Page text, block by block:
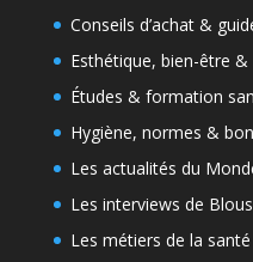
Conseils d’achat &
Esthétique, bien-être &
Études & formation
Hygiène, normes &
Les actualités du
Les interviews de
Les métiers de la santé